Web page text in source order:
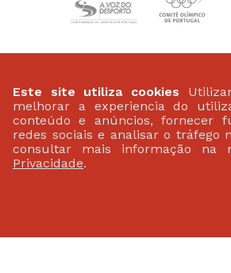
Este site utiliza cookies
melhorar a experiencia do
conteúdo e anúncios, fornecer
redes sociais e analisar o tráfego
consultar mais informação na
Privacidade.